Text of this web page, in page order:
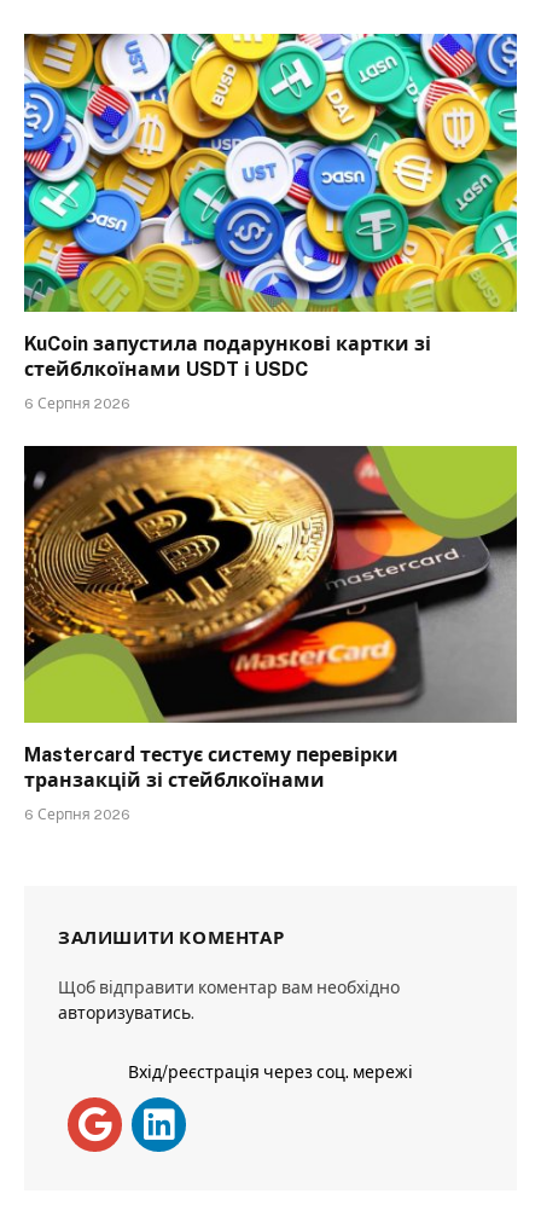
KuCoin запустила подарункові картки зі
стейблкоїнами USDT і USDC
6 Серпня 2026
Mastercard тестує систему перевірки
транзакцій зі стейблкоїнами
6 Серпня 2026
ЗАЛИШИТИ КОМЕНТАР
Щоб відправити коментар вам необхідно
авторизуватись.
Вхід/реєстрація через соц. мережі